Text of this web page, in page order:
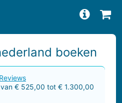
boeken
€ 525,00 tot € 1.300,00